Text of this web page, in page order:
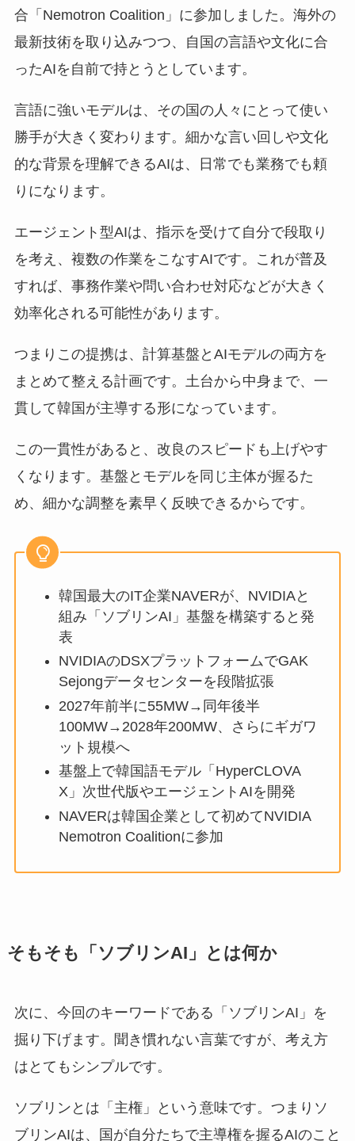
合「Nemotron Coalition」に参加しました。海外の
最新技術を取り込みつつ、自国の言語や文化に合
ったAIを自前で持とうとしています。
言語に強いモデルは、その国の人々にとって使い
勝手が大きく変わります。細かな言い回しや文化
的な背景を理解できるAIは、日常でも業務でも頼
りになります。
エージェント型AIは、指示を受けて自分で段取り
を考え、複数の作業をこなすAIです。これが普及
すれば、事務作業や問い合わせ対応などが大きく
効率化される可能性があります。
つまりこの提携は、計算基盤とAIモデルの両方を
まとめて整える計画です。土台から中身まで、一
貫して韓国が主導する形になっています。
この一貫性があると、改良のスピードも上げやす
くなります。基盤とモデルを同じ主体が握るた
め、細かな調整を素早く反映できるからです。
韓国最大のIT企業NAVERが、NVIDIAと
組み「ソブリンAI」基盤を構築すると発
表
NVIDIAのDSXプラットフォームでGAK
Sejongデータセンターを段階拡張
2027年前半に55MW→同年後半
100MW→2028年200MW、さらにギガワ
ット規模へ
基盤上で韓国語モデル「HyperCLOVA
X」次世代版やエージェントAIを開発
NAVERは韓国企業として初めてNVIDIA
Nemotron Coalitionに参加
そもそも「ソブリンAI」とは何か
次に、今回のキーワードである「ソブリンAI」を
掘り下げます。聞き慣れない言葉ですが、考え方
はとてもシンプルです。
ソブリンとは「主権」という意味です。つまりソ
ブリンAIは、国が自分たちで主導権を握るAIのこと